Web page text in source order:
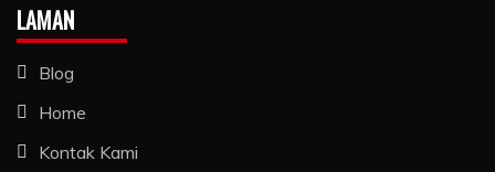
LAMAN
Blog
Home
Kontak Kami